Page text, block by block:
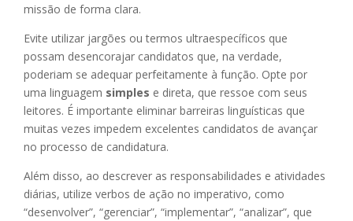
missão de forma clara.
Evite utilizar jargões ou termos ultraespecíficos que
possam desencorajar candidatos que, na verdade,
poderiam se adequar perfeitamente à função. Opte por
uma linguagem simples e direta, que ressoe com seus
leitores. É importante eliminar barreiras linguísticas que
muitas vezes impedem excelentes candidatos de avançar
no processo de candidatura.
Além disso, ao descrever as responsabilidades e atividades
diárias, utilize verbos de ação no imperativo, como
“desenvolver”, “gerenciar”, “implementar”, “analizar”, que